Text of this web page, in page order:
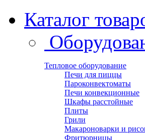
Каталог
Тепловое оборудование
Печи для пиццы
Пароконвектоматы
Печи конвекционные
Шкафы расстойные
Плиты
Грили
Макароноварки и
Фритюрницы